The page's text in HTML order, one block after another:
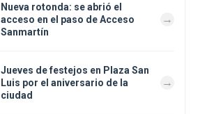
Nueva rotonda: se abrió el
acceso en el paso de Acceso
Sanmartín
Jueves de festejos en Plaza San
Luis por el aniversario de la
ciudad